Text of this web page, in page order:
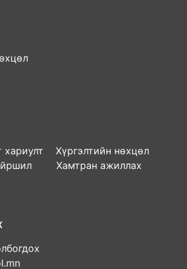
хариулт Хүргэлтийн нөхцөл
Хамтран ажиллах